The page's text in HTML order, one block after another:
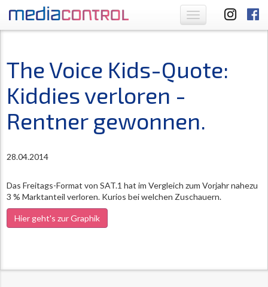
Toggle
navigation
The Voice Kids-Quote:
Kiddies verloren -
Rentner gewonnen.
28.04.2014
Das Freitags-Format von SAT.1 hat im Vergleich zum Vorjahr nahezu
3 % Marktanteil verloren. Kurios bei welchen Zuschauern.
Hier geht's zur Graphik